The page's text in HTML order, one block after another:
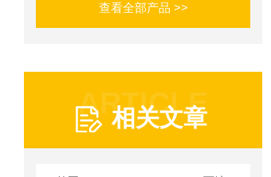
查看全部产品 >>
ARTICLE
相关文章